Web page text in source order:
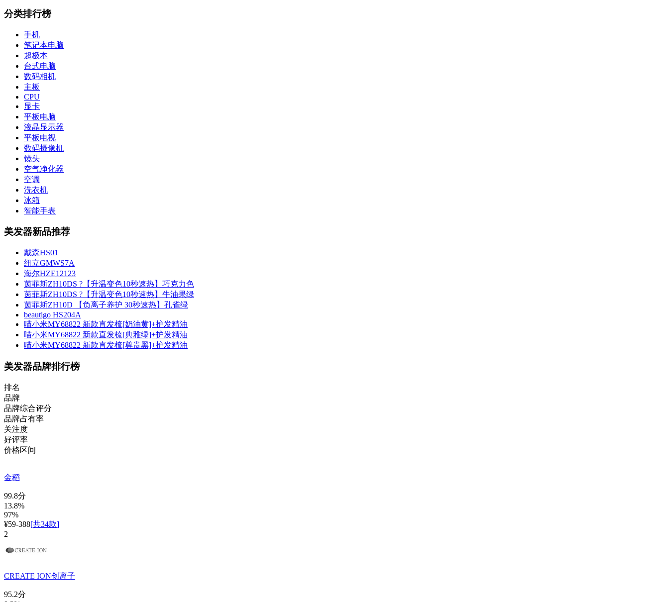
分类排行榜
手机
笔记本电脑
超极本
台式电脑
数码相机
主板
CPU
显卡
平板电脑
液晶显示器
平板电视
数码摄像机
镜头
空气净化器
空调
洗衣机
冰箱
智能手表
美发器新品推荐
戴森HS01
纽立GMWS7A
海尔HZE12123
茵菲斯ZH10DS ?【升温变色10秒速热】巧克力色
茵菲斯ZH10DS ?【升温变色10秒速热】牛油果绿
茵菲斯ZH10D 【负离子养护 30秒速热】孔雀绿
beautigo HS204A
喵小米MY68822 新款直发梳[奶油黄]+护发精油
喵小米MY68822 新款直发梳[典雅绿]+护发精油
喵小米MY68822 新款直发梳[尊贵黑]+护发精油
美发器品牌排行榜
排名
品牌
品牌综合评分
品牌占有率
关注度
好评率
价格区间
金稻
99.8分
13.8%
97%
¥59-388[共34款]
2
CREATE ION创离子
95.2分